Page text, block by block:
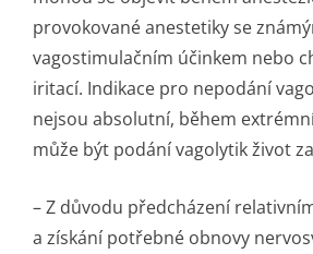
provokované anestetiky se
vagostimulačním účinkem nebo
iritací. Indikace pro nepodání
nejsou absolutní, během
může být podání vagolytik život
– Z důvodu předcházení
a získání potřebné obnovy